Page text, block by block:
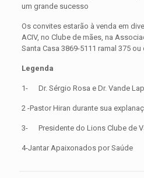
um grande sucesso
Os convites estarão à venda em
ACIV, no Clube de mães, na
Santa Casa 3869-5111 ramal 375 ou
Legenda
1- Dr. Sérgio Rosa e Dr. Vande
2 -Pastor Hiran durante sua
3- Presidente do Lions Clube de
4-Jantar Apaixonados por Saúde